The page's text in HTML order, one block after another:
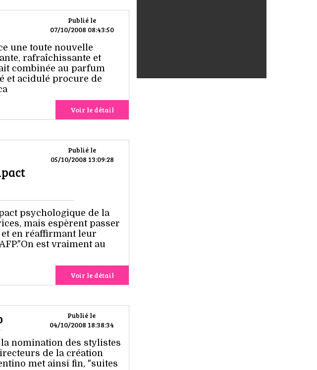
Publié le
07/10/2008 08:43:50
une toute nouvelle
rafraîchissante et
combinée au parfum
et acidulé procure de
Voir le détail
Publié le
05/10/2008 13:09:28
psychologique de la
mais espèrent passer
en réaffirmant leur
est vraiment au
Voir le détail
Publié le
04/10/2008 18:38:34
nomination des stylistes
de la création
met ainsi fin, "suites